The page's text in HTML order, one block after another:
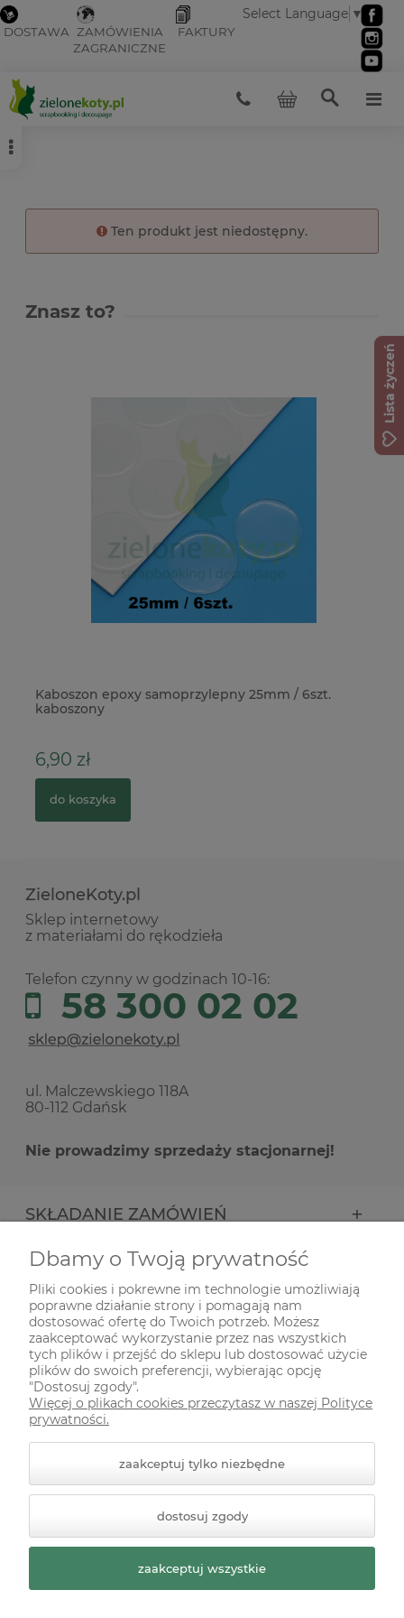
DOSTAWA ZAMÓWIENIA
ZAGRANICZNE
FAKTURY
Select Language ▼
Ten produkt jest niedostępny.
Znasz to?
Kaboszon epoxy samoprzylepny 25mm / 6szt.
kaboszony
6,90 zł
do koszyka
ZieloneKoty.pl
Sklep internetowy
z materiałami do rękodzieła
Telefon czynny w godzinach 10-16:
58 300 02 02
ul. Malczewskiego 118A
80-112 Gdańsk
Nie prowadzimy sprzedaży stacjonarnej!
SKŁADANIE ZAMÓWIEŃ
INFORMACJE
ODWIEDŹ NAS NA
Styl graficzny ShopGadget.pl
Sklep internetowy Shoper
Premium
Dbamy o Twoją prywatność
Pliki cookies i pokrewne im technologie umożliwiają
poprawne działanie strony i pomagają nam
dostosować ofertę do Twoich potrzeb. Możesz
zaakceptować wykorzystanie przez nas wszystkich
tych plików i przejść do sklepu lub dostosować użycie
plików do swoich preferencji, wybierając opcję
"Dostosuj zgody".
Więcej o plikach cookies przeczytasz w naszej Polityce
prywatności.
zaakceptuj tylko niezbędne
dostosuj zgody
zaakceptuj wszystkie
Lista życzeń